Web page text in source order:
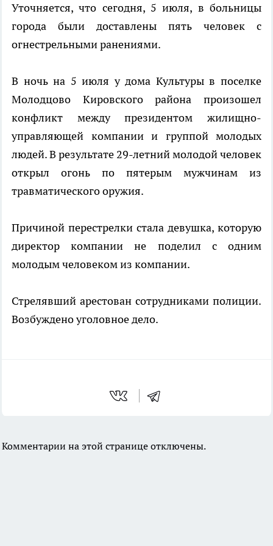
Уточняется, что сегодня, 5 июля, в больницы
города были доставлены пять человек с
огнестрельными ранениями.
В ночь на 5 июля у дома Культуры в поселке
Молодцово Кировского района произошел
конфликт между президентом жилищно-
управляющей компании и группой молодых
людей. В результате 29-летний молодой человек
открыл огонь по пятерым мужчинам из
травматического оружия.
Причиной перестрелки стала девушка, которую
директор компании не поделил с одним
молодым человеком из компании.
Стрелявший арестован сотрудниками полиции.
Возбуждено уголовное дело.
Комментарии на этой странице отключены.